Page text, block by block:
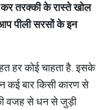
करतरक्कीकेरास्तेखोल
पीलीसरसोंकेइन
हर कोई चाहता है. इसके
कई बार किसी कारण से
वजह से धन से जुड़ी